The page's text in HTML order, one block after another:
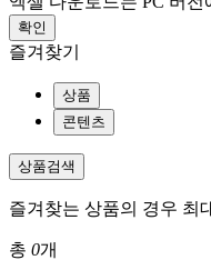
확인
즐겨찾기
상품
콘텐츠
상품검색
즐겨찾는 상품의 경우 최
총 0개